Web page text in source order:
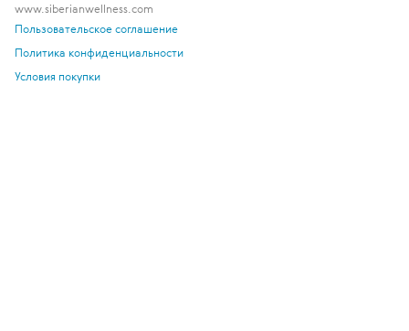
www.siberianwellness.com
Пользовательское соглашение
Политика конфиденциальности
Условия покупки